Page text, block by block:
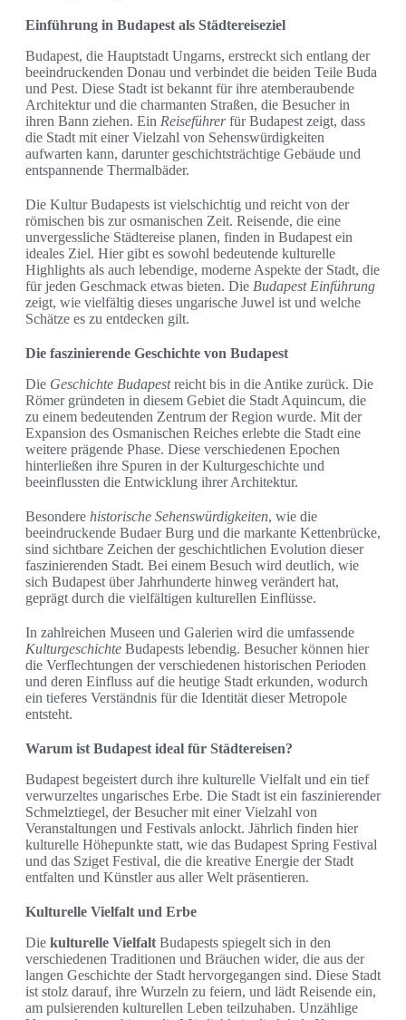
Einführung in Budapest als Städtereiseziel
Budapest, die Hauptstadt Ungarns, erstreckt sich entlang der
beeindruckenden Donau und verbindet die beiden Teile Buda
und Pest. Diese Stadt ist bekannt für ihre atemberaubende
Architektur und die charmanten Straßen, die Besucher in
ihren Bann ziehen. Ein Reiseführerfür Budapest zeigt, dass
die Stadt mit einer Vielzahl von Sehenswürdigkeiten
aufwarten kann, darunter geschichtsträchtige Gebäude und
entspannende Thermalbäder.
Die Kultur Budapests ist vielschichtig und reicht von der
römischen bis zur osmanischen Zeit. Reisende, die eine
unvergessliche Städtereise planen, finden in Budapest ein
ideales Ziel. Hier gibt es sowohl bedeutende kulturelle
Highlights als auch lebendige, moderne Aspekte der Stadt, die
für jeden Geschmack etwas bieten. Die Budapest Einführung
zeigt, wie vielfältig dieses ungarische Juwel ist und welche
Schätze es zu entdecken gilt.
Die faszinierende Geschichte von Budapest
Die Geschichte Budapestreicht bis in die Antike zurück. Die
Römer gründeten in diesem Gebiet die Stadt Aquincum, die
zu einem bedeutenden Zentrum der Region wurde. Mit der
Expansion des Osmanischen Reiches erlebte die Stadt eine
weitere prägende Phase. Diese verschiedenen Epochen
hinterließen ihre Spuren in der Kulturgeschichte und
beeinflussten die Entwicklung ihrer Architektur.
Besondere historische Sehenswürdigkeiten, wie die
beeindruckende Budaer Burg und die markante Kettenbrücke,
sind sichtbare Zeichen der geschichtlichen Evolution dieser
faszinierenden Stadt. Bei einem Besuch wird deutlich, wie
sich Budapest über Jahrhunderte hinweg verändert hat,
geprägt durch die vielfältigen kulturellen Einflüsse.
In zahlreichen Museen und Galerien wird die umfassende
Kulturgeschichte Budapests lebendig. Besucher können hier
die Verflechtungen der verschiedenen historischen Perioden
und deren Einfluss auf die heutige Stadt erkunden, wodurch
ein tieferes Verständnis für die Identität dieser Metropole
entsteht.
Warum ist Budapest ideal für Städtereisen?
Budapest begeistert durch ihre kulturelle Vielfalt und ein tief
verwurzeltes ungarisches Erbe. Die Stadt ist ein faszinierender
Schmelztiegel, der Besucher mit einer Vielzahl von
Veranstaltungen und Festivals anlockt. Jährlich finden hier
kulturelle Höhepunkte statt, wie das Budapest Spring Festival
und das Sziget Festival, die die kreative Energie der Stadt
entfalten und Künstler aus aller Welt präsentieren.
Kulturelle Vielfalt und Erbe
Die kulturelle Vielfalt Budapests spiegelt sich in den
verschiedenen Traditionen und Bräuchen wider, die aus der
langen Geschichte der Stadt hervorgegangen sind. Diese Stadt
ist stolz darauf, ihre Wurzeln zu feiern, und lädt Reisende ein,
am pulsierenden kulturellen Leben teilzuhaben. Unzählige